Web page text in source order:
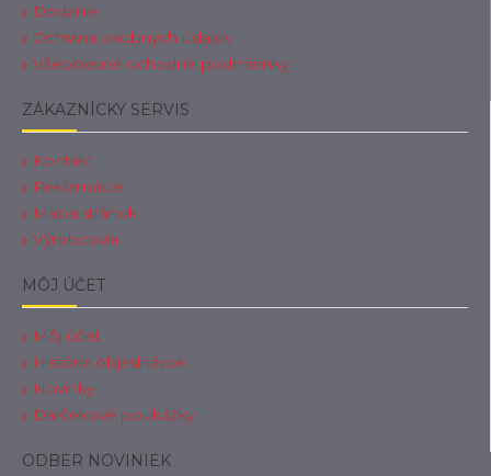
Dodanie
Ochrana osobnych údajov
Všeobecné ochodné podmienky
ZÁKAZNÍCKY SERVIS
Kontakt
Reklamácie
Mapa stránok
Výrobcovia
MÔJ ÚČET
Môj účet
História objednávok
Novinky
Darčekové poukážky
ODBER NOVINIEK